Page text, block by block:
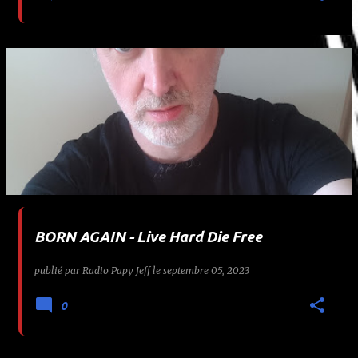
BORN AGAIN - Live Hard Die Free
publié par Radio Papy Jeff le septembre 05, 2023
0